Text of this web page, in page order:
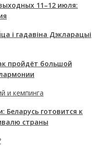
11–12 июля:
і гадавіна Дэкларацыі
пройдёт большой
и кемпинга
Беларусь готовится к
страны